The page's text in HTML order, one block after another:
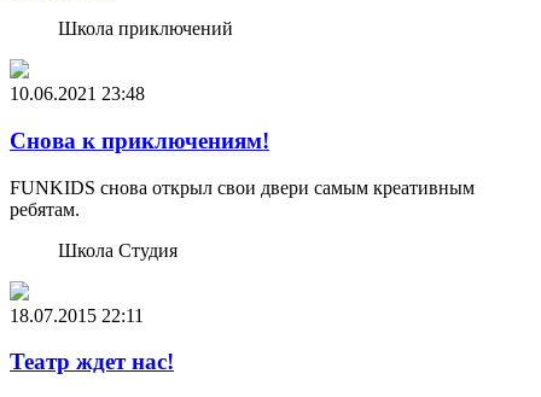
Школа приключений
10.06.2021 23:48
Снова к приключениям!
FUNKIDS снова открыл свои двери самым креативным
ребятам.
Школа Студия
18.07.2015 22:11
Театр ждет нас!